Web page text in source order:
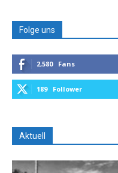
Folge uns
2,580 Fans
189 Follower
Aktuell